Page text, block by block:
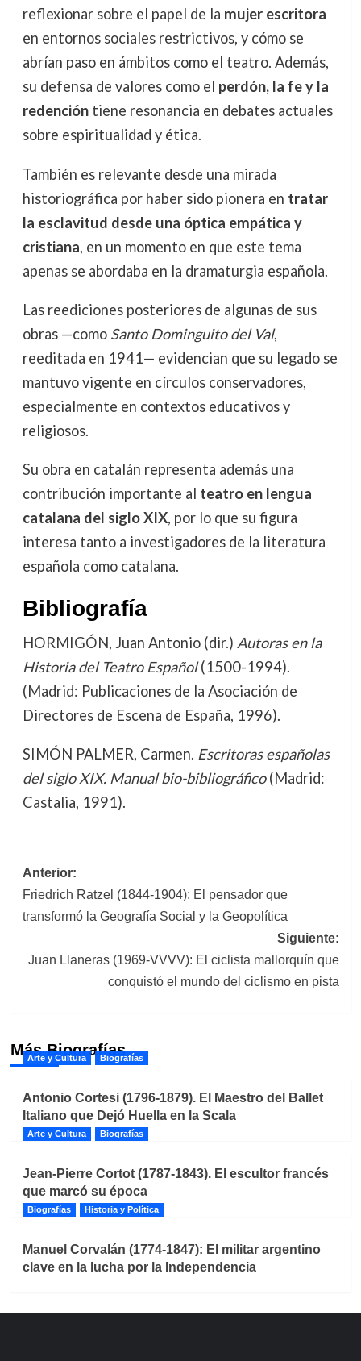
reflexionar sobre el papel de la mujer escritora
en entornos sociales restrictivos, y cómo se
abrían paso en ámbitos como el teatro. Además,
su defensa de valores como el perdón, la fe y la
redencióntiene resonancia en debates actuales
sobre espiritualidad y ética.
También es relevante desde una mirada
historiográfica por haber sido pionera en tratar
la esclavitud desde una óptica empática y
cristiana, en un momento en que este tema
apenas se abordaba en la dramaturgia española.
Las reediciones posteriores de algunas de sus
obras —como Santo Dominguito del Val,
reeditada en 1941— evidencian que su legado se
mantuvo vigente en círculos conservadores,
especialmente en contextos educativos y
religiosos.
Su obra en catalán representa además una
contribución importante al teatro en lengua
catalana del siglo XIX, por lo que su figura
interesa tanto a investigadores de la literatura
española como catalana.
Bibliografía
HORMIGÓN, Juan Antonio (dir.) Autoras en la
Historia del Teatro Español(1500-1994).
(Madrid: Publicaciones de la Asociación de
Directores de Escena de España, 1996).
SIMÓN PALMER, Carmen. Escritoras españolas
del siglo XIX. Manual bio-bibliográfico(Madrid:
Castalia, 1991).
Navegación
de
Anterior:
Friedrich Ratzel (1844-1904): El pensador que
transformó la Geografía Social y la Geopolítica
Siguiente:
Juan Llaneras (1969-VVVV): El ciclista mallorquín que
conquistó el mundo del ciclismo en pista
Más Biografías
Arte y Cultura Biografías
Antonio Cortesi (1796-1879). El Maestro del Ballet
Italiano que Dejó Huella en la Scala
Arte y Cultura Biografías
Jean-Pierre Cortot (1787-1843). El escultor francés
que marcó su época
Biografías Historia y Política
Manuel Corvalán (1774-1847): El militar argentino
clave en la lucha por la Independencia